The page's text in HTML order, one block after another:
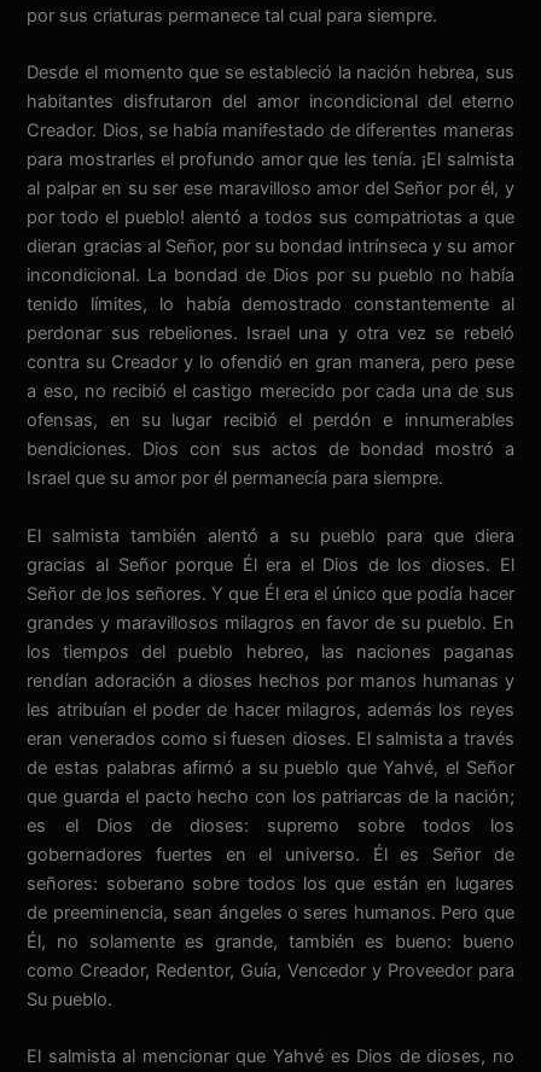
por sus criaturas permanece tal cual para siempre.
Desde el momento que se estableció la nación hebrea, sus
habitantes disfrutaron del amor incondicional del eterno
Creador. Dios, se había manifestado de diferentes maneras
para mostrarles el profundo amor que les tenía. ¡El salmista
al palpar en su ser ese maravilloso amor del Señor por él, y
por todo el pueblo! alentó a todos sus compatriotas a que
dieran gracias al Señor, por su bondad intrínseca y su amor
incondicional. La bondad de Dios por su pueblo no había
tenido límites, lo había demostrado constantemente al
perdonar sus rebeliones. Israel una y otra vez se rebeló
contra su Creador y lo ofendió en gran manera, pero pese
a eso, no recibió el castigo merecido por cada una de sus
ofensas, en su lugar recibió el perdón e innumerables
bendiciones. Dios con sus actos de bondad mostró a
Israel que su amor por él permanecía para siempre.
El salmista también alentó a su pueblo para que diera
gracias al Señor porque Él era el Dios de los dioses. El
Señor de los señores. Y que Él era el único que podía hacer
grandes y maravillosos milagros en favor de su pueblo. En
los tiempos del pueblo hebreo, las naciones paganas
rendían adoración a dioses hechos por manos humanas y
les atribuían el poder de hacer milagros, además los reyes
eran venerados como si fuesen dioses. El salmista a través
de estas palabras afirmó a su pueblo que Yahvé, el Señor
que guarda el pacto hecho con los patriarcas de la nación;
es el Dios de dioses: supremo sobre todos los
gobernadores fuertes en el universo. Él es Señor de
señores: soberano sobre todos los que están en lugares
de preeminencia, sean ángeles o seres humanos. Pero que
Él, no solamente es grande, también es bueno: bueno
como Creador, Redentor, Guía, Vencedor y Proveedor para
Su pueblo.
El salmista al mencionar que Yahvé es Dios de dioses, no